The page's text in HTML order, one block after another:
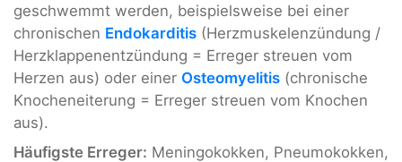
geschwemmt werden, beispielsweise bei einer
chronischen Endokarditis (Herzmuskelenzündung /
Herzklappenentzündung = Erreger streuen vom
Herzen aus) oder einer Osteomyelitis (chronische
Knocheneiterung = Erreger streuen vom Knochen
aus).
Häufigste Erreger: Meningokokken, Pneumokokken,